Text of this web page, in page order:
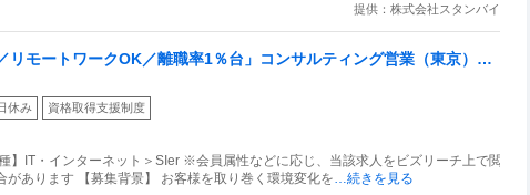
提供：株式会社スタンバイ
リモートワークOK／離職率1％台」コンサルティング営業（東京）本
ビジネスモデル！
休み 資格取得支援制度
】IT・インターネット＞SIer ※会員属性などに応じ、当該求人をビズリーチ上で閲
があります 【募集背景】 お客様を取り巻く環境変化を…続きを見る